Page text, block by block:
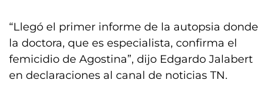
“Llegó el primer informe de la autopsia donde
la doctora, que es especialista, confirma el
femicidio de Agostina”, dijo Edgardo Jalabert
en declaraciones al canal de noticias TN.